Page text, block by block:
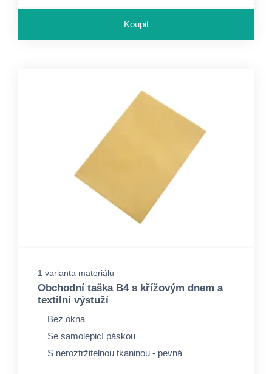
Koupit
1 varianta materiálu
Obchodní taška B4 s křížovým dnem a
textilní výstuží
Bez okna
Se samolepicí páskou
S neroztržitelnou tkaninou - pevná